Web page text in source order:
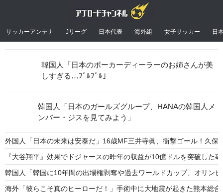
サッカーアンテナ Jリーグ 日本代表 海外組 女子サッカー 日
外国人「日本の未来は安泰だ」16歳MF三井寺眞、衝撃ゴール！久
『大谷翔平』効果でドジャースの昨年の収益が10億ドルを突破した
韓国人「韓国に10年間の出場権剥奪や過去ワールドカップ、オリン
海外「彼らこそ真のヒーローだ！」手術中に大地震が起きた熊本総
韓国人「日本のポーカーディーラーのお姉さんが美
しすぎる…ﾌﾞﾙﾌﾞﾙ」
韓国人「日本のガールズグループ、HANAの韓国人メ
ンバー・ジスを見てみよう」